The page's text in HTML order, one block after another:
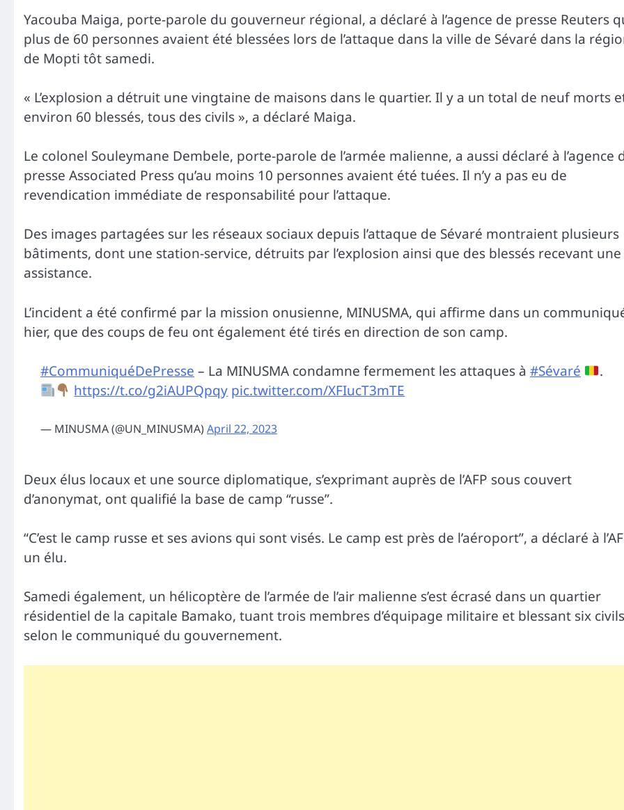
Yacouba Maiga, porte-parole du gouverneur régional, a déclaré à l’agence de presse Reuters
plus de 60 personnes avaient été blessées lors de l’attaque dans la ville de Sévaré dans la
de Mopti tôt samedi.
« L’explosion a détruit une vingtaine de maisons dans le quartier. Il y a un total de neuf morts
environ 60 blessés, tous des civils », a déclaré Maiga.
Le colonel Souleymane Dembele, porte-parole de l’armée malienne, a aussi déclaré à l’agence
presse Associated Press qu’au moins 10 personnes avaient été tuées. Il n’y a pas eu de
revendication immédiate de responsabilité pour l’attaque.
Des images partagées sur les réseaux sociaux depuis l’attaque de Sévaré montraient plusieurs
bâtiments, dont une station-service, détruits par l’explosion ainsi que des blessés recevant une
assistance.
L’incident a été confirmé par la mission onusienne, MINUSMA, qui affirme dans un
hier, que des coups de feu ont également été tirés en direction de son camp.
#CommuniquéDePresse – La MINUSMA condamne fermement les attaques à #Sévaré
.
https://t.co/g2iAUPQpqy pic.twitter.com/XFIucT3mTE
— MINUSMA (@UN_MINUSMA)April 22, 2023
Deux élus locaux et une source diplomatique, s’exprimant auprès de l’AFP sous couvert
d’anonymat, ont qualifié la base de camp “russe”.
“C’est le camp russe et ses avions qui sont visés. Le camp est près de l’aéroport”, a déclaré à
un élu.
Samedi également, un hélicoptère de l’armée de l’air malienne s’est écrasé dans un quartier
résidentiel de la capitale Bamako, tuant trois membres d’équipage militaire et blessant six
selon le communiqué du gouvernement.